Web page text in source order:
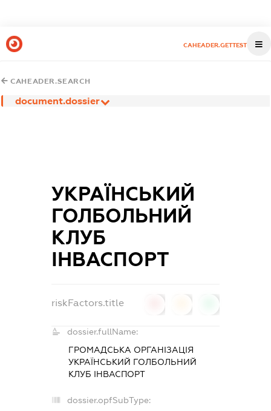
CAHEADER.GETTEST
CAHEADER.SEARCH
document.dossier
УКРАЇНСЬКИЙ
ГОЛБОЛЬНИЙ
КЛУБ
ІНВАСПОРТ
riskFactors.title
dossier.fullName:
ГРОМАДСЬКА ОРГАНІЗАЦІЯ
УКРАЇНСЬКИЙ ГОЛБОЛЬНИЙ
КЛУБ ІНВАСПОРТ
dossier.opfSubType: